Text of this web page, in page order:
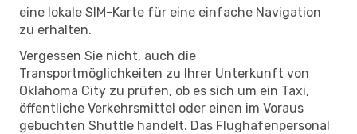
eine lokale SIM-Karte für eine einfache Navigation
zu erhalten.
Vergessen Sie nicht, auch die
Transportmöglichkeiten zu Ihrer Unterkunft von
Oklahoma City zu prüfen, ob es sich um ein Taxi,
öffentliche Verkehrsmittel oder einen im Voraus
gebuchten Shuttle handelt. Das Flughafenpersonal